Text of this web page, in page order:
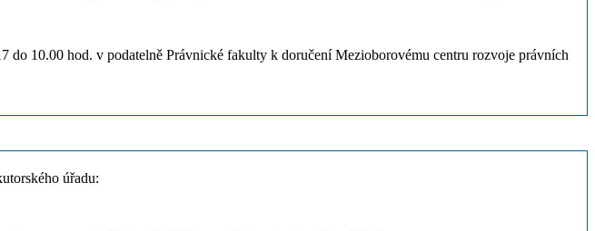
10.00 hod. v podatelně Právnické fakulty k doručení Mezioborovému centru rozvoje právních
úřadu: